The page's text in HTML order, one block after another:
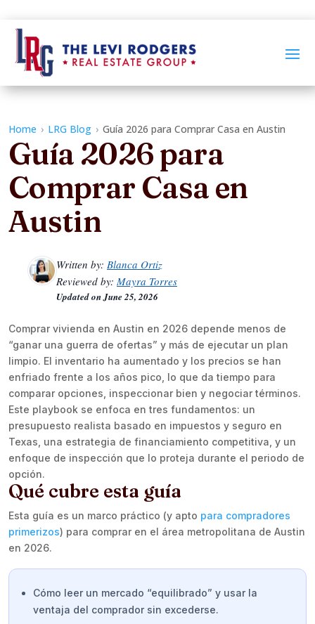
Home › LRG Blog › Guía 2026 para Comprar Casa en Austin
Guía 2026 para
Comprar Casa en
Austin
Written by: Blanca Ortiz
Reviewed by: Mayra Torres
Updated onJune 25, 2026
Comprar vivienda en Austin en 2026 depende menos de
“ganar una guerra de ofertas” y más de ejecutar un plan
limpio. El inventario ha aumentado y los precios se han
enfriado frente a los años pico, lo que da tiempo para
comparar opciones, inspeccionar bien y negociar términos.
Este playbook se enfoca en tres fundamentos: un
presupuesto realista basado en impuestos y seguro en
Texas, una estrategia de financiamiento competitiva, y un
enfoque de inspección que lo proteja durante el periodo de
opción.
Qué cubre esta guía
Esta guía es un marco práctico (y apto para compradores
primerizos) para comprar en el área metropolitana de Austin
en 2026.
Cómo leer un mercado “equilibrado” y usar la
ventaja del comprador sin excederse.